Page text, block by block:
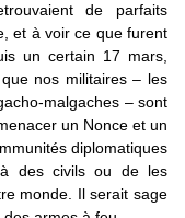
de parfaits
et à voir ce que furent
un certain 17 mars,
nos militaires – les
malgaches – sont
un Nonce et un
diplomatiques
des civils ou de les
monde. Il serait sage